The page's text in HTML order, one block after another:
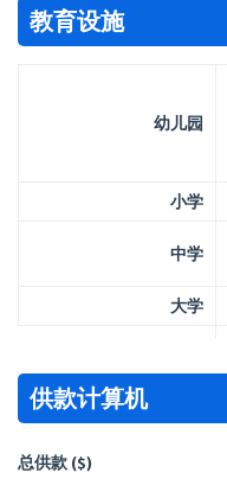
教育设施
幼儿园
小学
中学
大学
供款计算机
总供款 ($)